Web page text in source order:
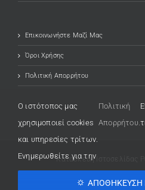
Επικοινωνήστε Μαζί Μας
Όροι Χρήσης
Πολιτική Απορρήτου
Κατασκευή Ιστοσελίδας
Facebook
(opens in
O ιστότοπος μας
χρησιμοποιεί cookies
και υπηρεσίες τρίτων.
Ενημερωθείτε για την
Πολιτική
Απορρήτου.
⛭ ΑΠΟΘΉΚΕΥΣΗ